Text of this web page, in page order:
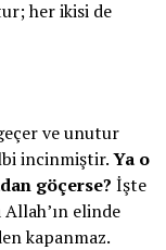
her ikisi de
ve unutur
incinmiştir.Ya o
göçerse? İşte
elinde
kapanmaz.